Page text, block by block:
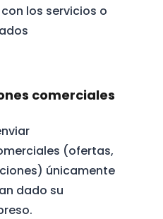
los servicios o
comerciales
(ofertas,
únicamente
dado su